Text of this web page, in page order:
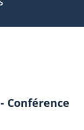
Conférence